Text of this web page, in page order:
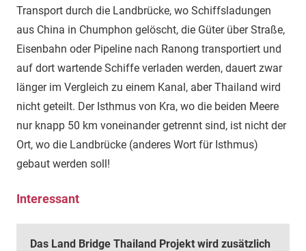
Transport durch die Landbrücke, wo Schiffsladungen
aus China in Chumphon gelöscht, die Güter über Straße,
Eisenbahn oder Pipeline nach Ranong transportiert und
auf dort wartende Schiffe verladen werden, dauert zwar
länger im Vergleich zu einem Kanal, aber Thailand wird
nicht geteilt. Der Isthmus von Kra, wo die beiden Meere
nur knapp 50 km voneinander getrennt sind, ist nicht der
Ort, wo die Landbrücke (anderes Wort für Isthmus)
gebaut werden soll!
Interessant
Das Land Bridge Thailand Projekt wird zusätzlich